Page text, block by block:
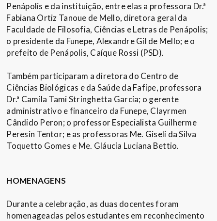
Penápolis e da instituição, entre elas a professora Dr.ª
Fabiana Ortiz Tanoue de Mello, diretora geral da
Faculdade de Filosofia, Ciências e Letras de Penápolis;
o presidente da Funepe, Alexandre Gil de Mello; e o
prefeito de Penápolis, Caíque Rossi (PSD).
Também participaram a diretora do Centro de
Ciências Biológicas e da Saúde da Fafipe, professora
Dr.ª Camila Tami Stringhetta Garcia; o gerente
administrativo e financeiro da Funepe, Clayrmen
Cândido Peron; o professor Especialista Guilherme
Peresin Tentor; e as professoras Me. Giseli da Silva
Toquetto Gomes e Me. Gláucia Luciana Bettio.
HOMENAGENS
Durante a celebração, as duas docentes foram
homenageadas pelos estudantes em reconhecimento